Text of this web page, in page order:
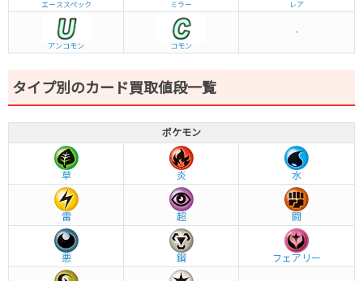
エーススペック ミラー レア
アンコモン コモン
-
タイプ別のカード買取値段一覧
ポケモン
草 炎 水
雷 超 闘
悪 鋼 フェアリー